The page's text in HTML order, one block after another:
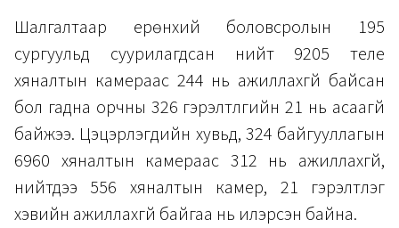
Шалгалтаар ерөнхий боловсролын 195
сургуульд суурилагдсан нийт 9205 теле
хяналтын камераас 244 нь ажиллахгүй байсан
бол гадна орчны 326 гэрэлтүүлгийн 21 нь асаагүй
байжээ. Цэцэрлэгүүдийн хувьд, 324 байгууллагын
6960 хяналтын камераас 312 нь ажиллахгүй,
нийтдээ 556 хяналтын камер, 21 гэрэлтүүлэг
хэвийн ажиллахгүй байгаа нь илэрсэн байна.